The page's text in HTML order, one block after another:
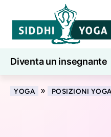
Diventa un insegnante
Lezioni di yoga online
YOGA » POSIZIONI YOGA